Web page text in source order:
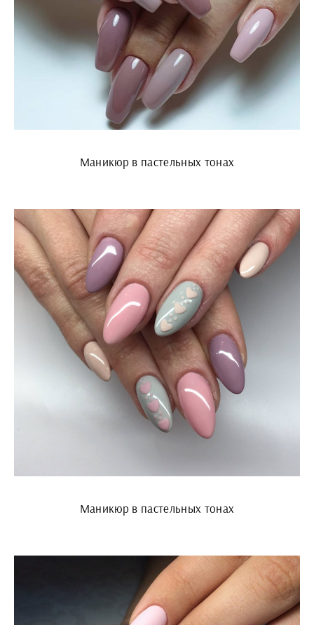
Маникюр в пастельных тонах
Маникюр в пастельных тонах